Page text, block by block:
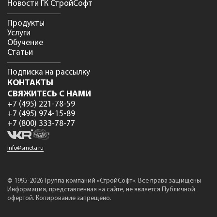
Новости ГК СтройСофт
Продукты
Услуги
Обучение
Статьи
Подписка на рассылку
КОНТАКТЫ
СВЯЖИТЕСЬ С НАМИ
+7 (495) 221-78-59
+7 (495) 974-15-89
+7 (800) 333-78-77
info@smeta.ru
© 1995-2026 Группа компаний «СтройСофт». Все права защищены
Информация, представленная на сайте, не является Публичной
офертой. Копирование запрещено.